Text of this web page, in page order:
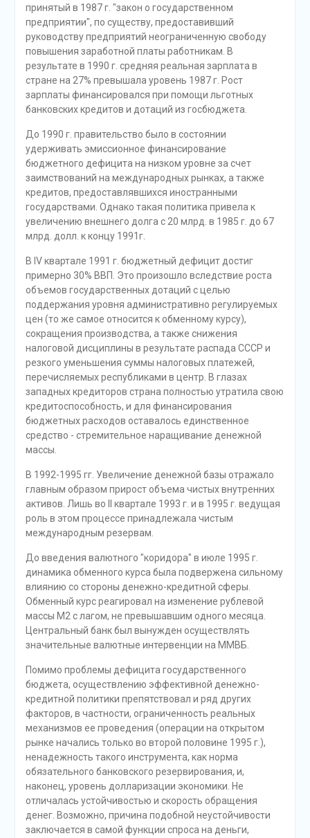
принятый в 1987 г. "закон о государственном
предприятии", по существу, предоставивший
руководству предприятий неограниченную свободу
повышения заработной платы работникам. В
результате в 1990 г. средняя реальная зарплата в
стране на 27% превышала уровень 1987 г. Рост
зарплаты финансировался при помощи льготных
банковских кредитов и дотаций из госбюджета.
До 1990 г. правительство было в состоянии
удерживать эмиссионное финансирование
бюджетного дефицита на низком уровне за счет
заимствований на международных рынках, а также
кредитов, предоставлявшихся иностранными
государствами. Однако такая политика привела к
увеличению внешнего долга с 20 млрд. в 1985 г. до 67
млрд. долл. к концу 1991г.
В IV квартале 1991 г. бюджетный дефицит достиг
примерно 30% ВВП. Это произошло вследствие роста
объемов государственных дотаций с целью
поддержания уровня административно регулируемых
цен (то же самое относится к обменному курсу),
сокращения производства, а также снижения
налоговой дисциплины в результате распада СССР и
резкого уменьшения суммы налоговых платежей,
перечисляемых республиками в центр. В глазах
западных кредиторов страна полностью утратила свою
кредитоспособность, и для финансирования
бюджетных расходов оставалось единственное
средство - стремительное наращивание денежной
массы.
В 1992-1995 гг. Увеличение денежной базы отражало
главным образом прирост объема чистых внутренних
активов. Лишь во II квартале 1993 г. и в 1995 г. ведущая
роль в этом процессе принадлежала чистым
международным резервам.
До введения валютного "коридора" в июле 1995 г.
динамика обменного курса была подвержена сильному
влиянию со стороны денежно-кредитной сферы.
Обменный курс реагировал на изменение рублевой
массы М2 с лагом, не превышавшим одного месяца.
Центральный банк был вынужден осуществлять
значительные валютные интервенции на ММВБ.
Помимо проблемы дефицита государственного
бюджета, осуществлению эффективной денежно-
кредитной политики препятствовал и ряд других
факторов, в частности, ограниченность реальных
механизмов ее проведения (операции на открытом
рынке начались только во второй половине 1995 г.),
ненадежность такого инструмента, как норма
обязательного банковского резервирования, и,
наконец, уровень долларизации экономики. Не
отличалась устойчивостью и скорость обращения
денег. Возможно, причина подобной неустойчивости
заключается в самой функции спроса на деньги,